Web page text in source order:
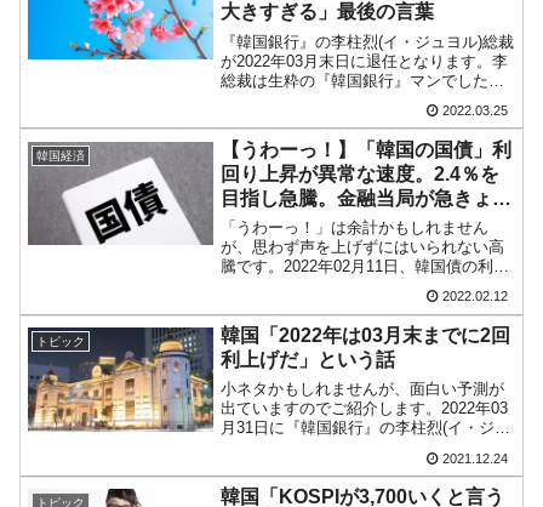
『Money1』
韓国「信用赦免を何回やっても、何回やって
も」⇒ 257万人赦免したのに60万人がまた延滞者に転落！
韓国K9専用砲弾･装薬自動供給装甲車両･珍兵
『Money1』
韓国「2026年07月の輸出入」絶好調。半導体
だけで410億ドル、輸出全体の41％もある
『Money1』
韓国･李在明「青年層の雇用状況が悪い。せ
や、若者に起業させよう」⇒ どんな雇用対策だソレ。
『Money1』
【韓国の外貨準備】2026年07月は4,279億ド
ル。外平債の発行「19.4億ドル」
『Money1』
韓国「ここは北朝鮮なのか。選管がサーバー
にウソのデータを入力したのは明白だ」
韓国･李在明さっそく不動産対策で浅薄な発
言。
大きすぎる」最後の言葉
『韓国銀行』の李柱烈(イ・ジュヨル)総裁
が2022年03月末日に退任となります。李
総裁は生粋の『韓国銀行』マンでした。
長、政策企画局長、通貨政策担当副総裁
報、副総裁とキャリアを積んで2012年に
退任。『...
2022.03.25
韓国経済
【うわーっ！】「韓国の国債」利
回り上昇が異常な速度。2.4％を
目指し急騰。金融当局が急きょ
Top会談！
「うわーっ！」は余計かもしれません
が、思わず声を上げずにはいられない高
騰です。2022年02月11日、韓国債の利回
りがまた一気に上昇しました。最も枚数
の多い韓国債3年物の利回りはついに
「2.345％」となりました（15：49：55
現在）。こ...
2022.02.12
トピック
韓国「2022年は03月末までに2回
利上げだ」という話
小ネタかもしれませんが、面白い予測が
出ていますのでご紹介します。2022年03
月31日に『韓国銀行』の李柱烈(イ・ジュ
するまでにあと2回、基準金利を上げるこ
とに執念を燃やしているというのです。
2021.12.24
トピック
韓国「KOSPIが3,700いくと言う